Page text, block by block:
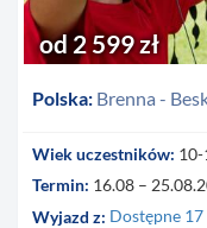
Polska: Brenna -
od 2 599 zł
Wiek uczestników:
Termin: 16.08 –
Wyjazd z: Dostępne 17